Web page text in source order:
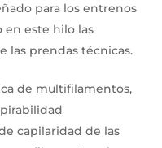
para los entrenos
en este hilo las
las prendas técnicas.
de multifilamentos,
capilaridad de las